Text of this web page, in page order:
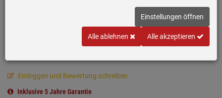
Einloggen und Bewertung schreiben
Inklusive 5 Jahre Garantie
Einstellungen öffnen
Alle ablehnen Alle akzeptieren